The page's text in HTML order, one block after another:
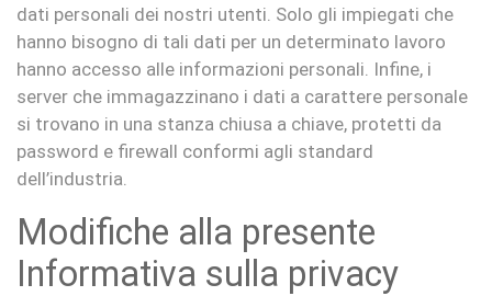
dati personali dei nostri utenti. Solo gli impiegati che
hanno bisogno di tali dati per un determinato lavoro
hanno accesso alle informazioni personali. Infine, i
server che immagazzinano i dati a carattere personale
si trovano in una stanza chiusa a chiave, protetti da
password e firewall conformi agli standard
dell’industria.
Modifiche alla presente
Informativa sulla privacy